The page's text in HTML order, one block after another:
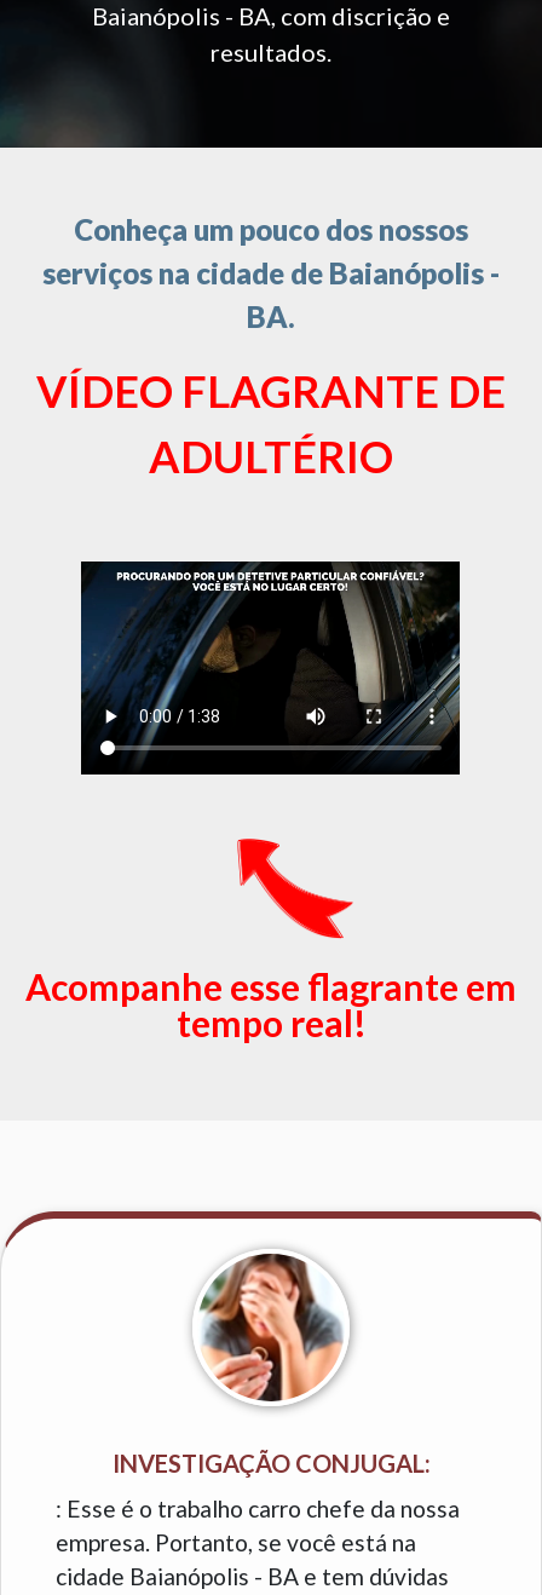
Baianópolis - BA, com discrição e
resultados.
Conheça um pouco dos nossos
serviços na cidade de Baianópolis -
BA.
VÍDEO FLAGRANTE DE
ADULTÉRIO
Acompanhe esse flagrante em
tempo real!
INVESTIGAÇÃO CONJUGAL:
: Esse é o trabalho carro chefe da nossa
empresa. Portanto, se você está na
cidade Baianópolis - BA e tem dúvidas